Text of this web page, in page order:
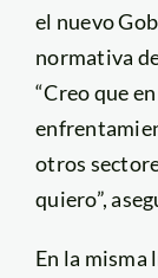
el nuevo
normativa
“Creo que
otros
quiero”,
En la misma